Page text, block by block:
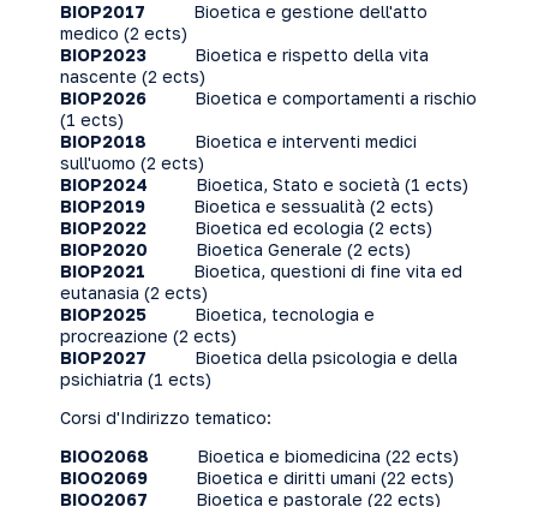
BIOP2017
Bioetica e gestione dell'atto
medico (2 ects)
BIOP2023
Bioetica e rispetto della vita
nascente (2 ects)
BIOP2026
Bioetica e comportamenti a rischio
(1 ects)
BIOP2018
Bioetica e interventi medici
sull'uomo (2 ects)
BIOP2024
Bioetica, Stato e società (1 ects)
BIOP2019
Bioetica e sessualità (2 ects)
BIOP2022
Bioetica ed ecologia (2 ects)
BIOP2020
Bioetica Generale (2 ects)
BIOP2021
Bioetica, questioni di fine vita ed
eutanasia (2 ects)
BIOP2025
Bioetica, tecnologia e
procreazione (2 ects)
BIOP2027
Bioetica della psicologia e della
psichiatria (1 ects)
Corsi d'Indirizzo tematico:
BIOO2068
Bioetica e biomedicina (22 ects)
BIOO2069
Bioetica e diritti umani (22 ects)
BIOO2067
Bioetica e pastorale (22 ects)